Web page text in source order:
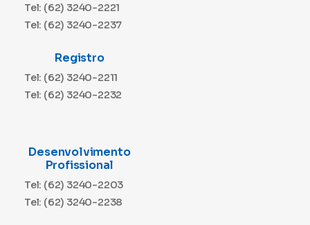
Tel: (62) 3240-2221
Tel: (62) 3240-2237
Registro
Tel: (62) 3240-2211
Tel: (62) 3240-2232
Desenvolvimento
Profissional
Tel: (62) 3240-2203
Tel: (62) 3240-2238